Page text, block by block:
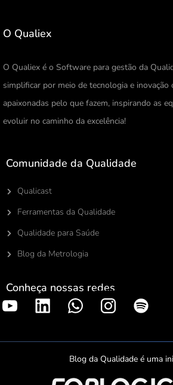
O Qualiex
O Qualiex é o Software para gestão da
simplificar por meio de tecnologia e inovação
apaixonadas pelo que fazem, inspirando as
evoluir no caminho da excelência!
Comunidade da Qualidade
Qualicast
Ferramentas da Qualidade
Qualidade para Saúde
Blog da Metrologia
Conheça nossas redes
S
o
t
i
Blog da Qualidade é uma